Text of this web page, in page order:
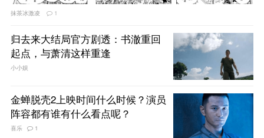
抹茶冰激凌 1
归去来大结局官方剧透：书澈重回
起点，与萧清这样重逢
小小娱
金蝉脱壳2上映时间什么时候？演员
阵容都有谁有什么看点呢？
喜乐 1